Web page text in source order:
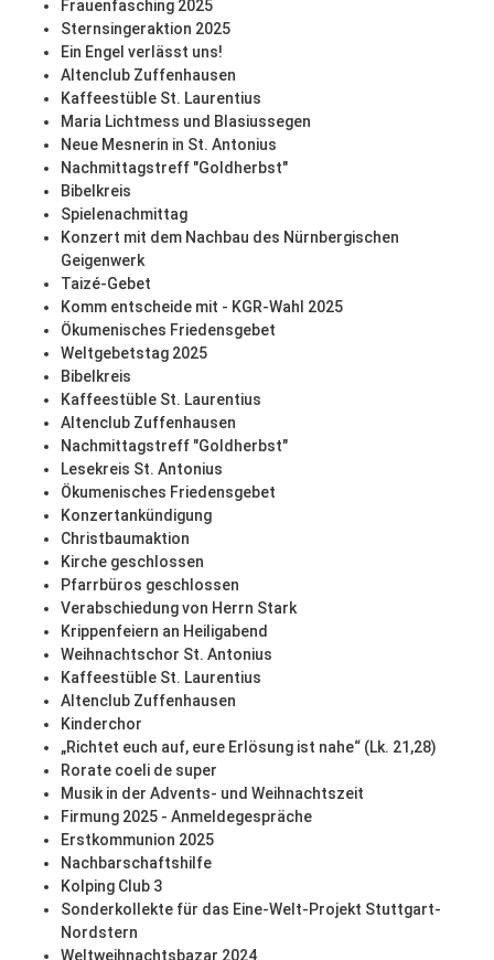
Frauenfasching 2025
Sternsingeraktion 2025
Ein Engel verlässt uns!
Altenclub Zuffenhausen
Kaffeestüble St. Laurentius
Maria Lichtmess und Blasiussegen
Neue Mesnerin in St. Antonius
Nachmittagstreff "Goldherbst"
Bibelkreis
Spielenachmittag
Konzert mit dem Nachbau des Nürnbergischen
Geigenwerk
Taizé-Gebet
Komm entscheide mit - KGR-Wahl 2025
Ökumenisches Friedensgebet
Weltgebetstag 2025
Bibelkreis
Kaffeestüble St. Laurentius
Altenclub Zuffenhausen
Nachmittagstreff "Goldherbst"
Lesekreis St. Antonius
Ökumenisches Friedensgebet
Konzertankündigung
Christbaumaktion
Kirche geschlossen
Pfarrbüros geschlossen
Verabschiedung von Herrn Stark
Krippenfeiern an Heiligabend
Weihnachtschor St. Antonius
Kaffeestüble St. Laurentius
Altenclub Zuffenhausen
Kinderchor
„Richtet euch auf, eure Erlösung ist nahe“ (Lk. 21,28)
Rorate coeli de super
Musik in der Advents- und Weihnachtszeit
Firmung 2025 - Anmeldegespräche
Erstkommunion 2025
Nachbarschaftshilfe
Kolping Club 3
Sonderkollekte für das Eine-Welt-Projekt Stuttgart-
Nordstern
Weltweihnachtsbazar 2024